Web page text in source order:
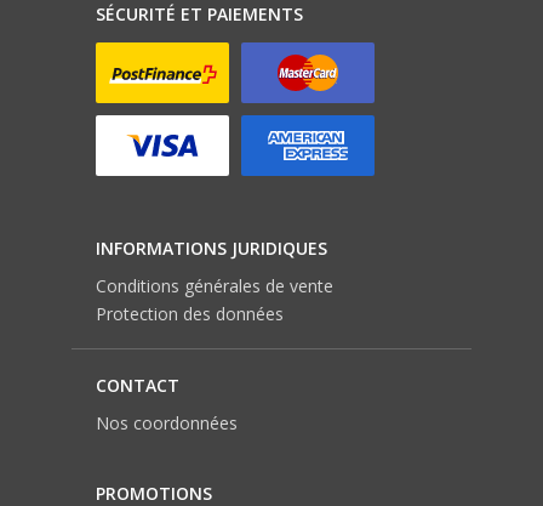
SÉCURITÉ ET PAIEMENTS
INFORMATIONS JURIDIQUES
Conditions générales de vente
Protection des données
CONTACT
Nos coordonnées
PROMOTIONS